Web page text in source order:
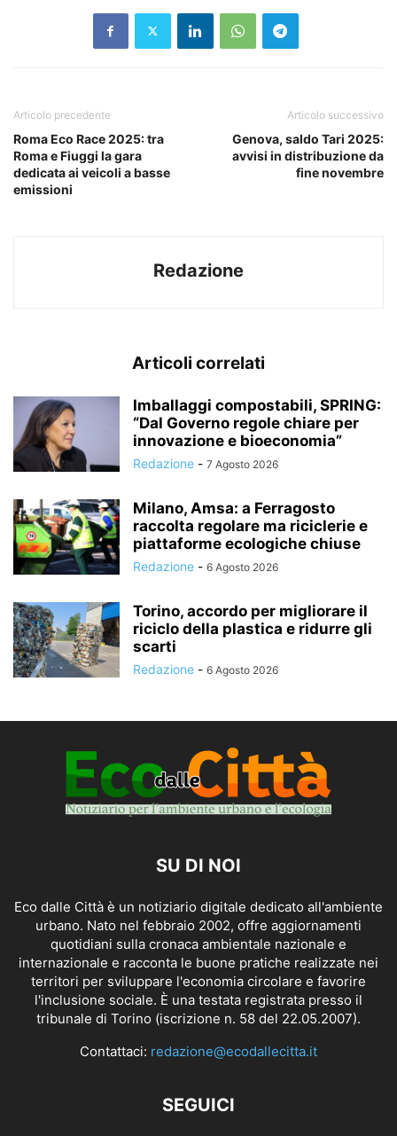
Articolo precedente
Roma Eco Race 2025: tra
Roma e Fiuggi la gara
dedicata ai veicoli a basse
emissioni
Articolo successivo
Genova, saldo Tari 2025:
avvisi in distribuzione da
fine novembre
Redazione
Articoli correlati
Imballaggi compostabili, SPRING:
“Dal Governo regole chiare per
innovazione e bioeconomia”
Redazione - 7 Agosto 2026
Milano, Amsa: a Ferragosto
raccolta regolare ma riciclerie e
piattaforme ecologiche chiuse
Redazione - 6 Agosto 2026
Torino, accordo per migliorare il
riciclo della plastica e ridurre gli
scarti
Redazione - 6 Agosto 2026
SU DI NOI
Eco dalle Città è un notiziario digitale dedicato all'ambiente
urbano. Nato nel febbraio 2002, offre aggiornamenti
quotidiani sulla cronaca ambientale nazionale e
internazionale e racconta le buone pratiche realizzate nei
territori per sviluppare l'economia circolare e favorire
l'inclusione sociale. È una testata registrata presso il
tribunale di Torino (iscrizione n. 58 del 22.05.2007).
Contattaci: redazione@ecodallecitta.it
SEGUICI